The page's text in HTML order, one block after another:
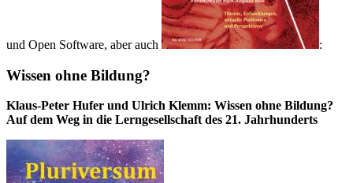
und Open Software, aber auch :
Wissen ohne Bildung?
Klaus-Peter Hufer und Ulrich Klemm: Wissen ohne Bildung?
Auf dem Weg in die Lerngesellschaft des 21. Jahrhunderts